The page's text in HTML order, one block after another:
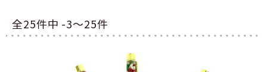
全25件中 -3〜25件